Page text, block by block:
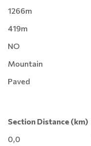
1266m
419m
NO
Mountain
Paved
Section Distance (km)
0,0